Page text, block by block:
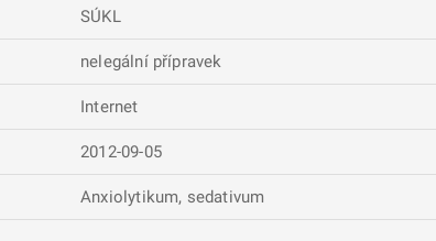
SÚKL
nelegální přípravek
Internet
2012-09-05
Anxiolytikum, sedativum